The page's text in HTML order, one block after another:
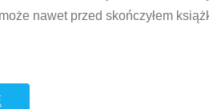
nawet przed skończyłem